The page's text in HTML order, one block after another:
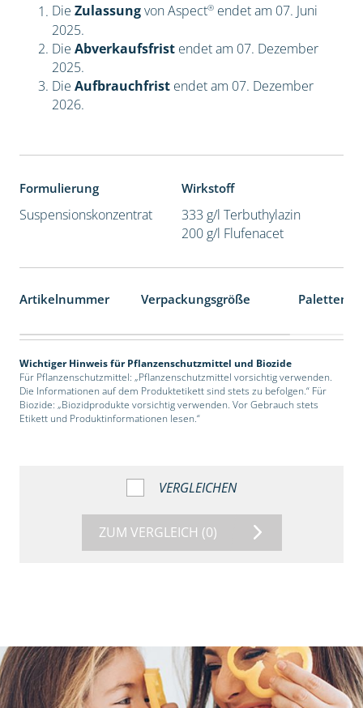
Die Zulassungvon Aspect®endet am 07. Juni
2025.
Die Abverkaufsfrist endet am 07. Dezember
2025.
Die Aufbrauchfrist endet am 07. Dezember
2026.
Formulierung
Suspensionskonzentrat
Wirkstoff
333 g/l Terbuthylazin
200 g/l Flufenacet
Artikelnummer Verpackungsgröße
Wichtiger Hinweis für Pflanzenschutzmittel und Biozide
Für Pflanzenschutzmittel: „Pflanzenschutzmittel vorsichtig verwenden.
Die Informationen auf dem Produktetikett sind stets zu befolgen.“ Für
Biozide: „Biozidprodukte vorsichtig verwenden. Vor Gebrauch stets
Etikett und Produktinformationen lesen.“
VERGLEICHEN
ZUM VERGLEICH (0)